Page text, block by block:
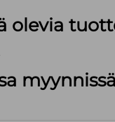
olevia